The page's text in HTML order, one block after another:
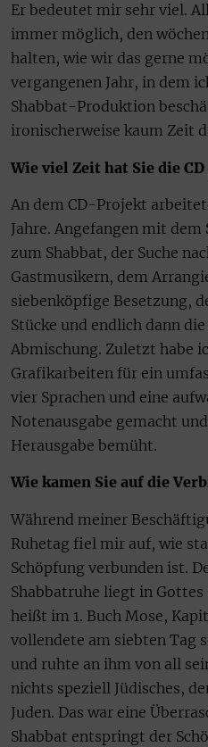
Er bedeutet mir sehr viel.
immer möglich, den
halten, wie wir das gerne
vergangenen Jahr, in dem
Shabbat-Produktion
ironischerweise kaum Zeit
Wie viel Zeit hat Sie die
An dem CD-Projekt
Jahre. Angefangen mit
zum Shabbat, der Suche
Gastmusikern, dem
siebenköpfige Besetzung,
Stücke und endlich dann
Abmischung. Zuletzt habe
Grafikarbeiten für ein
vier Sprachen und eine
Notenausgabe gemacht
Herausgabe bemüht.
Wie kamen Sie auf die
Während meiner
Ruhetag fiel mir auf, wie
Schöpfung verbunden ist.
Shabbatruhe liegt in Gottes
heißt im 1. Buch Mose,
vollendete am siebten Tag
und ruhte an ihm von all
nichts speziell Jüdisches,
Juden. Das war eine
Shabbat entspringt der